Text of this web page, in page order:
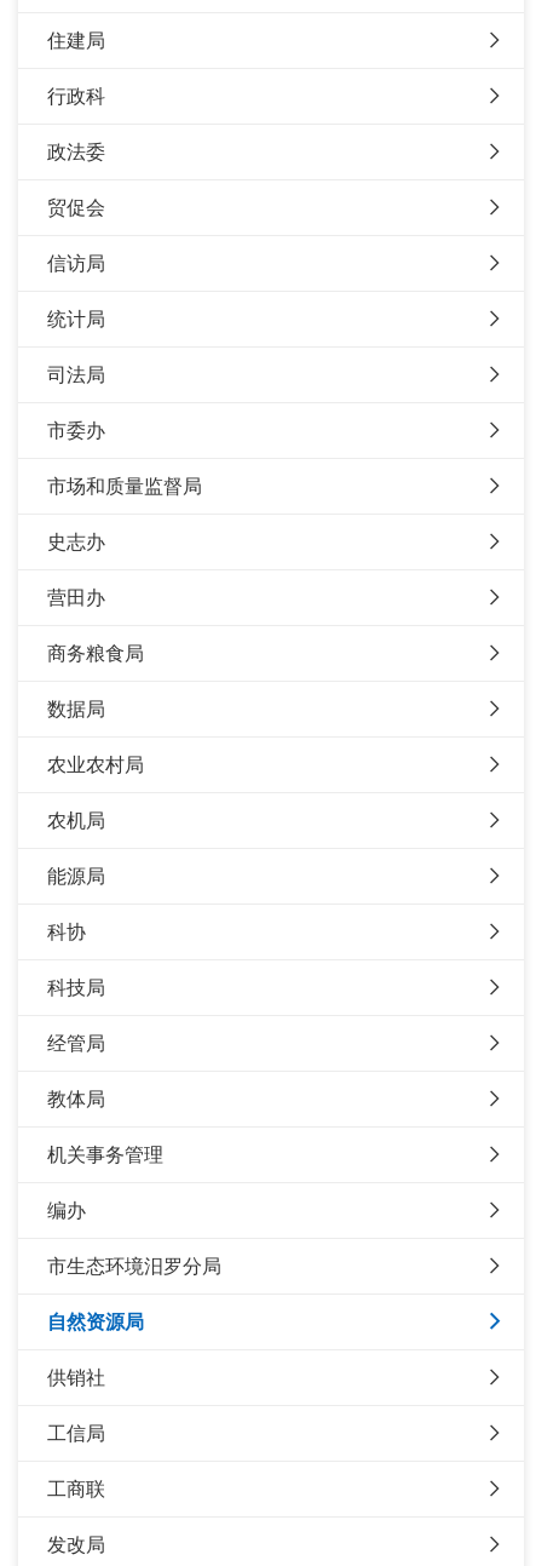
住建局
行政科
政法委
贸促会
信访局
统计局
司法局
市委办
市场和质量监督局
史志办
营田办
商务粮食局
数据局
农业农村局
农机局
能源局
科协
科技局
经管局
教体局
机关事务管理
编办
市生态环境汨罗分局
自然资源局
供销社
工信局
工商联
发改局